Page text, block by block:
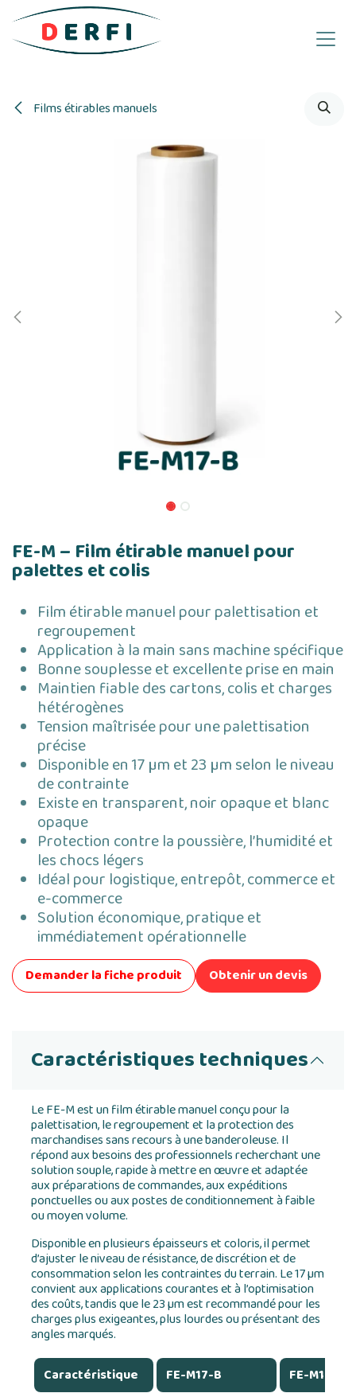
Se rendre au contenu
Films étirables manuels
FE-M – Film étirable manuel pour
palettes et colis
Film étirable manuel pour palettisation et
regroupement
Application à la main sans machine spécifique
Bonne souplesse et excellente prise en main
Maintien fiable des cartons, colis et charges
hétérogènes
Tension maîtrisée pour une palettisation
précise
Disponible en 17 µm et 23 µm selon le niveau
de contrainte
Existe en transparent, noir opaque et blanc
opaque
Protection contre la poussière, l’humidité et
les chocs légers
Idéal pour logistique, entrepôt, commerce et
e-commerce
Solution économique, pratique et
immédiatement opérationnelle
Demander la fiche produit Obtenir un devis
Caractéristiques techniques
Le FE-M est un film étirable manuel conçu pour la
palettisation, le regroupement et la protection des
marchandises sans recours à une banderoleuse. Il
répond aux besoins des professionnels recherchant une
solution souple, rapide à mettre en œuvre et adaptée
aux préparations de commandes, aux expéditions
ponctuelles ou aux postes de conditionnement à faible
ou moyen volume.
Disponible en plusieurs épaisseurs et coloris, il permet
d’ajuster le niveau de résistance, de discrétion et de
consommation selon les contraintes du terrain. Le 17 µm
convient aux applications courantes et à l’optimisation
des coûts, tandis que le 23 µm est recommandé pour les
charges plus exigeantes, plus lourdes ou présentant des
angles marqués.
Caractéristique FE-M17-B
FE-M17-N